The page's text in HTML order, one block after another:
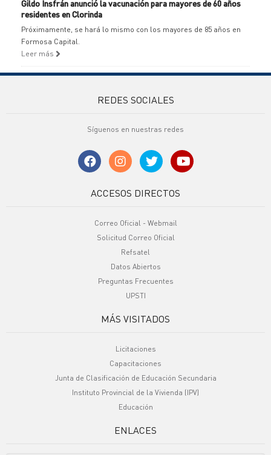
Gildo Insfrán anunció la vacunación para mayores de 60 años
residentes en Clorinda
Próximamente, se hará lo mismo con los mayores de 85 años en
Formosa Capital.
Leer más
REDES SOCIALES
Síguenos en nuestras redes
ACCESOS DIRECTOS
Correo Oficial - Webmail
Solicitud Correo Oficial
Refsatel
Datos Abiertos
Preguntas Frecuentes
UPSTI
MÁS VISITADOS
Licitaciones
Capacitaciones
Junta de Clasificación de Educación Secundaria
Instituto Provincial de la Vivienda (IPV)
Educación
ENLACES